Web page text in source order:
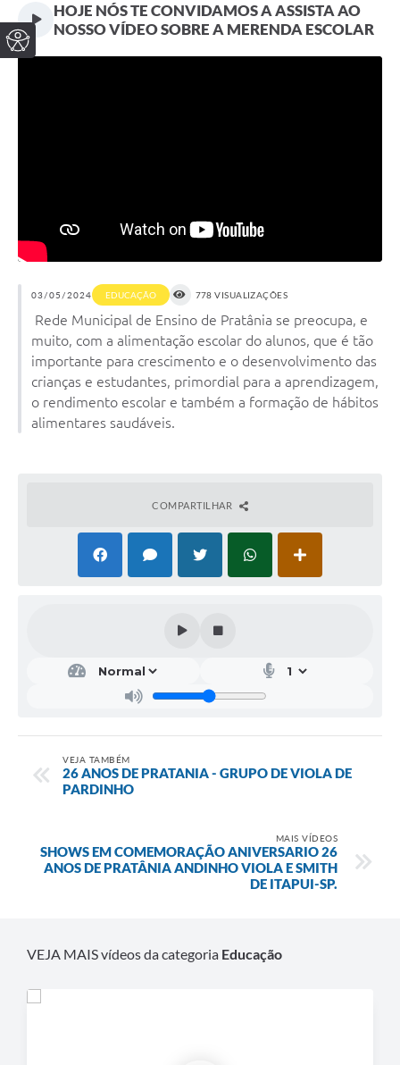
HOJE NÓS TE CONVIDAMOS A ASSISTA AO
NOSSO VÍDEO SOBRE A MERENDA ESCOLAR
03/05/2024 EDUCAÇÃO 778 VISUALIZAÇÕES
Rede Municipal de Ensino de Pratânia se preocupa, e
muito, com a alimentação escolar do alunos, que é tão
importante para crescimento e o desenvolvimento das
crianças e estudantes, primordial para a aprendizagem,
o rendimento escolar e também a formação de hábitos
alimentares saudáveis.
COMPARTILHAR
VEJA TAMBÉM
26 ANOS DE PRATANIA - GRUPO DE VIOLA DE
PARDINHO
MAIS VÍDEOS
SHOWS EM COMEMORAÇÃO ANIVERSARIO 26
ANOS DE PRATÂNIA ANDINHO VIOLA E SMITH
DE ITAPUI-SP.
VEJA MAIS vídeos da categoria Educação